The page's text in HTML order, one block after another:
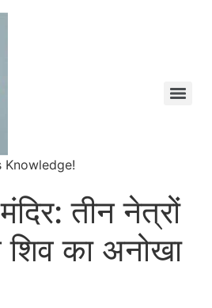
Knowledge!
तीन नेत्रों
शिव का अनोखा